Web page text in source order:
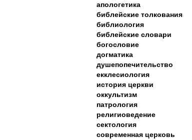
апологетика
библейские толкования
библиология
библейские словари
богословие
догматика
душепопечительство
екклесиология
история церкви
оккультизм
патрология
религиоведение
сектология
современная церковь